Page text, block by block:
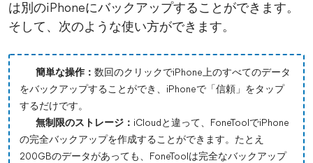
は別のiPhoneにバックアップすることができます。
そして、次のような使い方ができます。
簡単な操作： 数回のクリックでiPhone上のすべてのデータ
をバックアップすることができ、iPhoneで「信頼」をタップ
するだけです。
無制限のストレージ： iCloudと違って、FoneToolでiPhone
の完全バックアップを作成することができます。たとえ
200GBのデータがあっても、FoneToolは完全なバックアップ